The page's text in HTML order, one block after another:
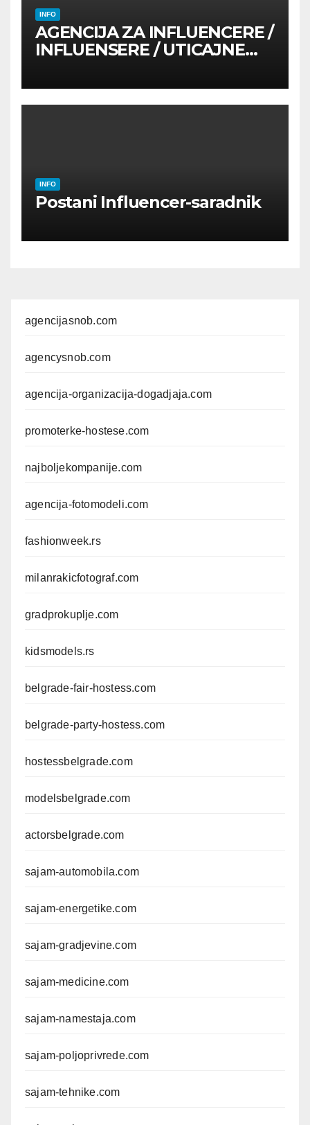
INFO
AGENCIJA ZA INFLUENCERE /
INFLUENSERE / UTICAJNE
INFO
Postani Influencer-saradnik
agencijasnob.com
agencysnob.com
agencija-organizacija-dogadjaja.com
promoterke-hostese.com
najboljekompanije.com
agencija-fotomodeli.com
fashionweek.rs
milanrakicfotograf.com
gradprokuplje.com
kidsmodels.rs
belgrade-fair-hostess.com
belgrade-party-hostess.com
hostessbelgrade.com
modelsbelgrade.com
actorsbelgrade.com
sajam-automobila.com
sajam-energetike.com
sajam-gradjevine.com
sajam-medicine.com
sajam-namestaja.com
sajam-poljoprivrede.com
sajam-tehnike.com